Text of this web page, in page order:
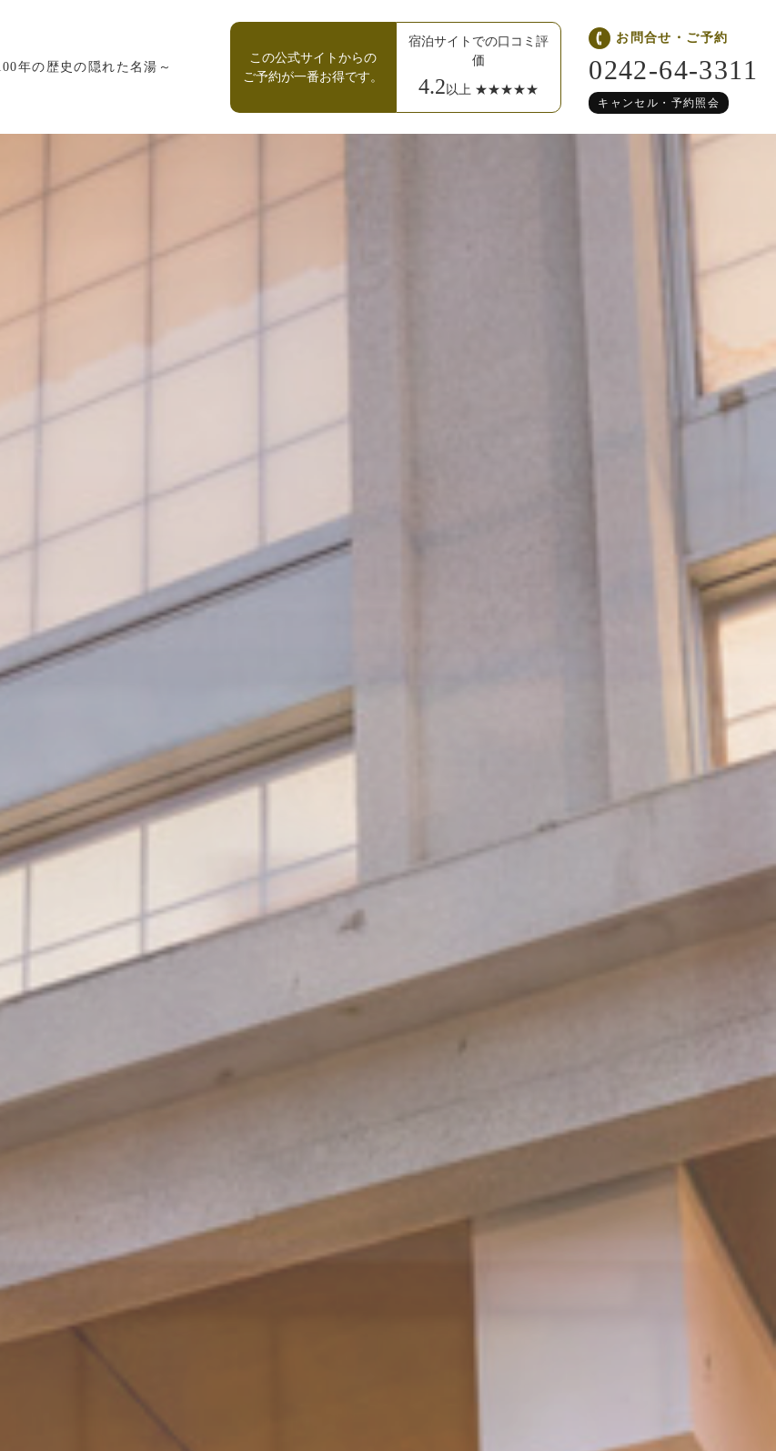
年の歴史の隠れた名湯～
この公式サイトからの
ご予約が一番お得です。
宿泊サイトでの口コミ評
価
4.2 以上 ★★★★★
お問合せ・ご予約
0242-64-3311
キャンセル・予約照会